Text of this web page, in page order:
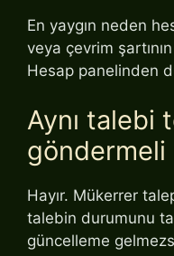
En yaygın neden
veya çevrim
Hesap panelinden
Aynı talebi
göndermeli
Hayır. Mükerrer
talebin durumunu
güncelleme